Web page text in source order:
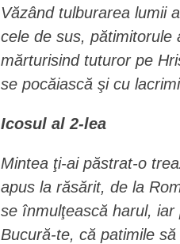
Văzând tulburarea lumii
cele de sus, pătimitorule
mărturisind tuturor pe
se pocăiască şi cu
Icosul al 2-lea
Mintea ţi-ai păstrat-o
apus la răsărit, de la
se înmulţească harul,
Bucură-te, că patimile